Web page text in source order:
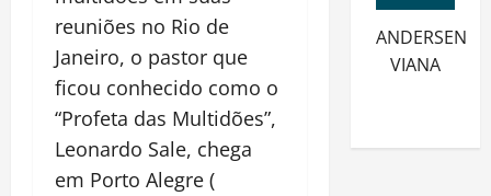
reuniões no Rio de
Janeiro, o pastor que
ficou conhecido como o
“Profeta das Multidões”,
Leonardo Sale, chega
em Porto Alegre (
ANDERSEN
VIANA